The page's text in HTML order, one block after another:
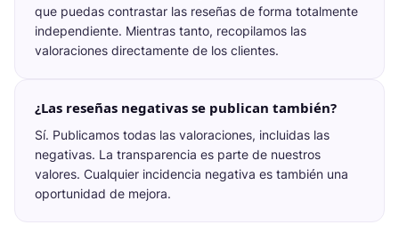
que puedas contrastar las reseñas de forma totalmente
independiente. Mientras tanto, recopilamos las
valoraciones directamente de los clientes.
¿Las reseñas negativas se publican también?
Sí. Publicamos todas las valoraciones, incluidas las
negativas. La transparencia es parte de nuestros
valores. Cualquier incidencia negativa es también una
oportunidad de mejora.